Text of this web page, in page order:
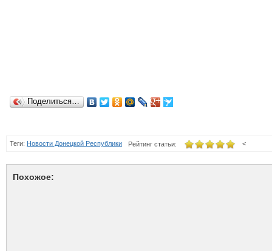
Поделиться…
Теги: Новости Донецкой Республики <
Рейтинг статьи:
Похожое: